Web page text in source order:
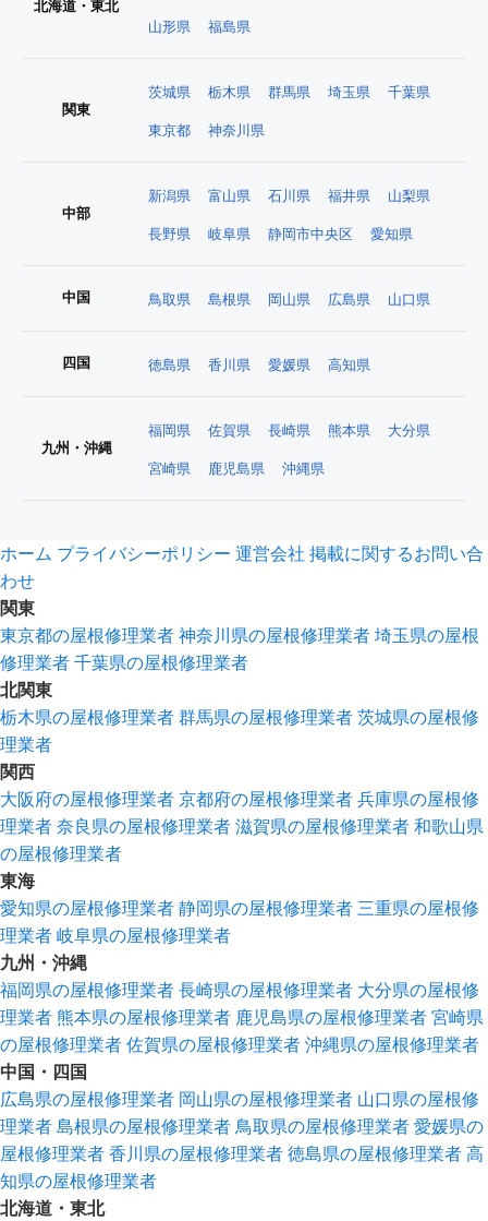
北海道・東北
山形県 福島県
関東
茨城県 栃木県 群馬県 埼玉県 千葉県
東京都 神奈川県
中部
新潟県 富山県 石川県 福井県 山梨県
長野県 岐阜県 静岡市中央区 愛知県
中国 鳥取県 島根県 岡山県 広島県 山口県
四国 徳島県 香川県 愛媛県 高知県
九州・沖縄
福岡県 佐賀県 長崎県 熊本県 大分県
宮崎県 鹿児島県 沖縄県
ホーム プライバシーポリシー 運営会社 掲載に関するお問い合
わせ
関東
東京都の屋根修理業者 神奈川県の屋根修理業者 埼玉県の屋根
修理業者 千葉県の屋根修理業者
北関東
栃木県の屋根修理業者 群馬県の屋根修理業者 茨城県の屋根修
理業者
関西
大阪府の屋根修理業者 京都府の屋根修理業者 兵庫県の屋根修
理業者 奈良県の屋根修理業者 滋賀県の屋根修理業者 和歌山県
の屋根修理業者
東海
愛知県の屋根修理業者 静岡県の屋根修理業者 三重県の屋根修
理業者 岐阜県の屋根修理業者
九州・沖縄
福岡県の屋根修理業者 長崎県の屋根修理業者 大分県の屋根修
理業者 熊本県の屋根修理業者 鹿児島県の屋根修理業者 宮崎県
の屋根修理業者 佐賀県の屋根修理業者 沖縄県の屋根修理業者
中国・四国
広島県の屋根修理業者 岡山県の屋根修理業者 山口県の屋根修
理業者 島根県の屋根修理業者 鳥取県の屋根修理業者 愛媛県の
屋根修理業者 香川県の屋根修理業者 徳島県の屋根修理業者 高
知県の屋根修理業者
北海道・東北